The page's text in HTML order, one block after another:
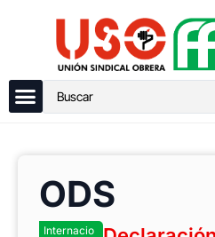
ODS
Internacio